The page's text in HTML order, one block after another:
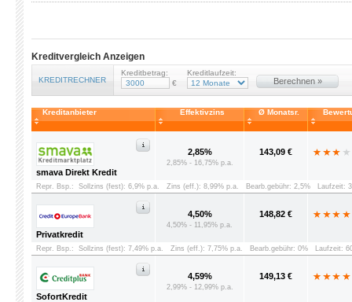
Kreditvergleich Anzeigen
KREDITRECHNER
Kreditbetrag:
€
Kreditlaufzeit:
Berechnen »
Kreditanbieter Effektivzins Ø Monatsr.
smava Direkt Kredit
2,85%
2,85% - 16,75% p.a.
143,09 €
Repr. Bsp.: Sollzins (fest): 6,9% p.a. Zins (eff.): 8,99% p.a. Bearb.gebühr: 2,5% Laufzeit:
Privatkredit
4,50%
4,50% - 11,95% p.a.
148,82 €
Repr. Bsp.: Sollzins (fest): 7,49% p.a. Zins (eff.): 7,75% p.a. Bearb.gebühr: 0% Laufzeit:
SofortKredit
4,59%
2,99% - 12,99% p.a.
149,13 €